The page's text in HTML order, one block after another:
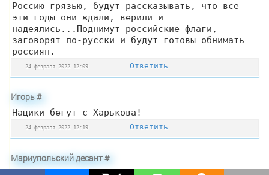
Россию грязью, будут рассказывать, что все
эти годы они ждали, верили и
надеялись...Поднимут российские флаги,
заговорят по-русски и будут готовы обнимать
россиян.
24 февраля 2022 12:09 Ответить
Игорь#
Нацики бегут с Харькова!
24 февраля 2022 12:19 Ответить
Мариупольский десант#